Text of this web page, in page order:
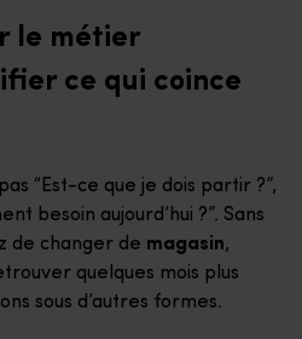
le métier
ce qui coince
“Est-ce que je dois partir ?”,
besoin aujourd’hui ?”. Sans
de changer de magasin,
quelques mois plus
sous d’autres formes.